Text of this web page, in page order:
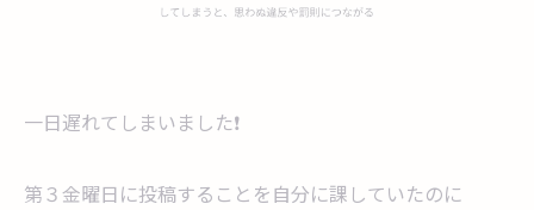
一日遅れてしまいました❗
第３金曜日に投稿することを自分に課していたのに